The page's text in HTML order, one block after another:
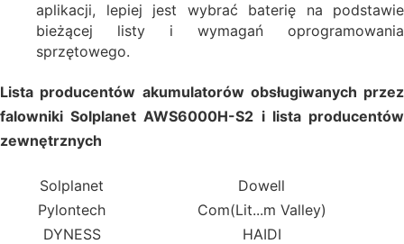
aplikacji, lepiej jest wybrać baterię na podstawie
bieżącej listy i wymagań oprogramowania
sprzętowego.
Lista producentów akumulatorów obsługiwanych przez
falowniki Solplanet AWS6000H-S2 i lista producentów
zewnętrznych
Solplanet
Dowell
Pylontech
Com(Lit...m Valley)
DYNESS
HAIDI